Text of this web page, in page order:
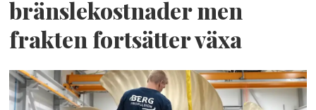
bränslekostnader men
frakten fortsätter växa